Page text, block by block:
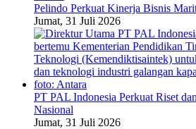
Pelindo Perkuat Kinerja Bisnis
Jumat, 31 Juli 2026
PT PAL Indonesia Perkuat Riset
Nasional
Jumat, 31 Juli 2026